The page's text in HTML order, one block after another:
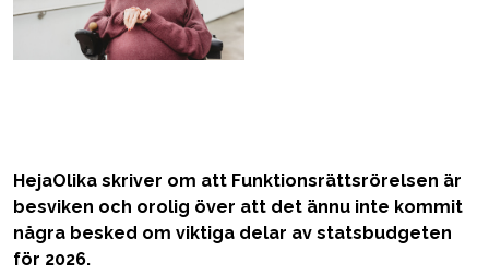
HejaOlika skriver om att Funktionsrättsrörelsen är
besviken och orolig över att det ännu inte kommit
några besked om viktiga delar av statsbudgeten
för 2026.